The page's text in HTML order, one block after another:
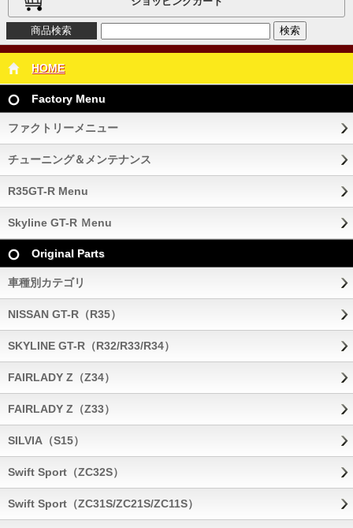
商品検索
HOME
Factory Menu
ファクトリーメニュー
チューニング＆メンテナンス
R35GT-R Menu
Skyline GT-R Ｍenu
Original Parts
車種別カテゴリ
NISSAN GT-R（R35）
SKYLINE GT-R（R32/R33/R34）
FAIRLADY Z（Z34）
FAIRLADY Z（Z33）
SILVIA（S15）
Swift Sport（ZC32S）
Swift Sport（ZC31S/ZC21S/ZC11S）